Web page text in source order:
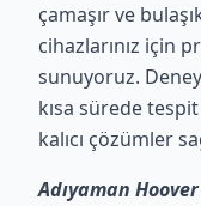
çamaşır ve
cihazlarınız için
sunuyoruz.
kısa sürede
kalıcı çözümler
Adıyaman